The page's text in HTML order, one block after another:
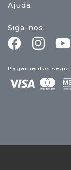
Ajuda
Siga-nos:
Pagamentos